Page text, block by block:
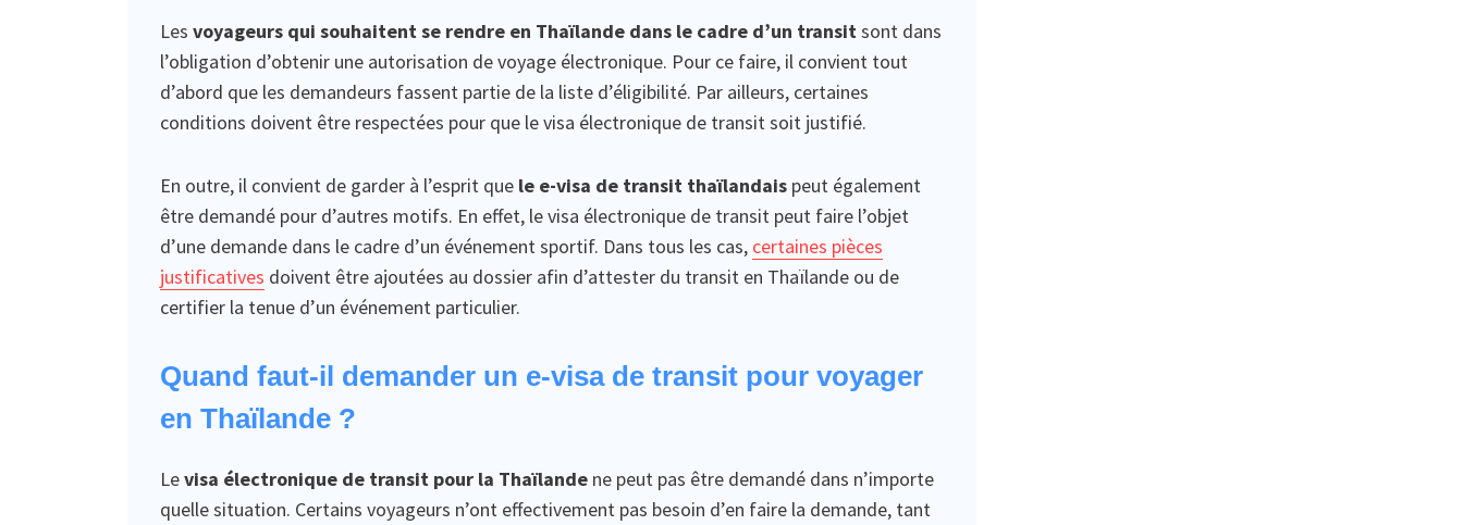
Les voyageurs qui souhaitent se rendre en Thaïlande dans le cadre d’un transitsont dans
l’obligation d’obtenir une autorisation de voyage électronique. Pour ce faire, il convient tout
d’abord que les demandeurs fassent partie de la liste d’éligibilité. Par ailleurs, certaines
conditions doivent être respectées pour que le visa électronique de transit soit justifié.
En outre, il convient de garder à l’esprit que le e-visa de transit thaïlandais peut également
être demandé pour d’autres motifs. En effet, le visa électronique de transit peut faire l’objet
d’une demande dans le cadre d’un événement sportif. Dans tous les cas, certaines pièces
justificatives doivent être ajoutées au dossier afin d’attester du transit en Thaïlande ou de
certifier la tenue d’un événement particulier.
Quand faut-il demander un e-visa de transit pour voyager
en Thaïlande ?
Levisa électronique de transit pour la Thaïlande ne peut pas être demandé dans n’importe
quelle situation. Certains voyageurs n’ont effectivement pas besoin d’en faire la demande, tant